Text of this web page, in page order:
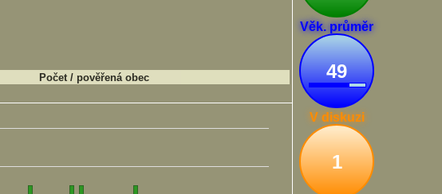
Věk. průměr
49
V diskuzi
1
Počet / pověřená obec